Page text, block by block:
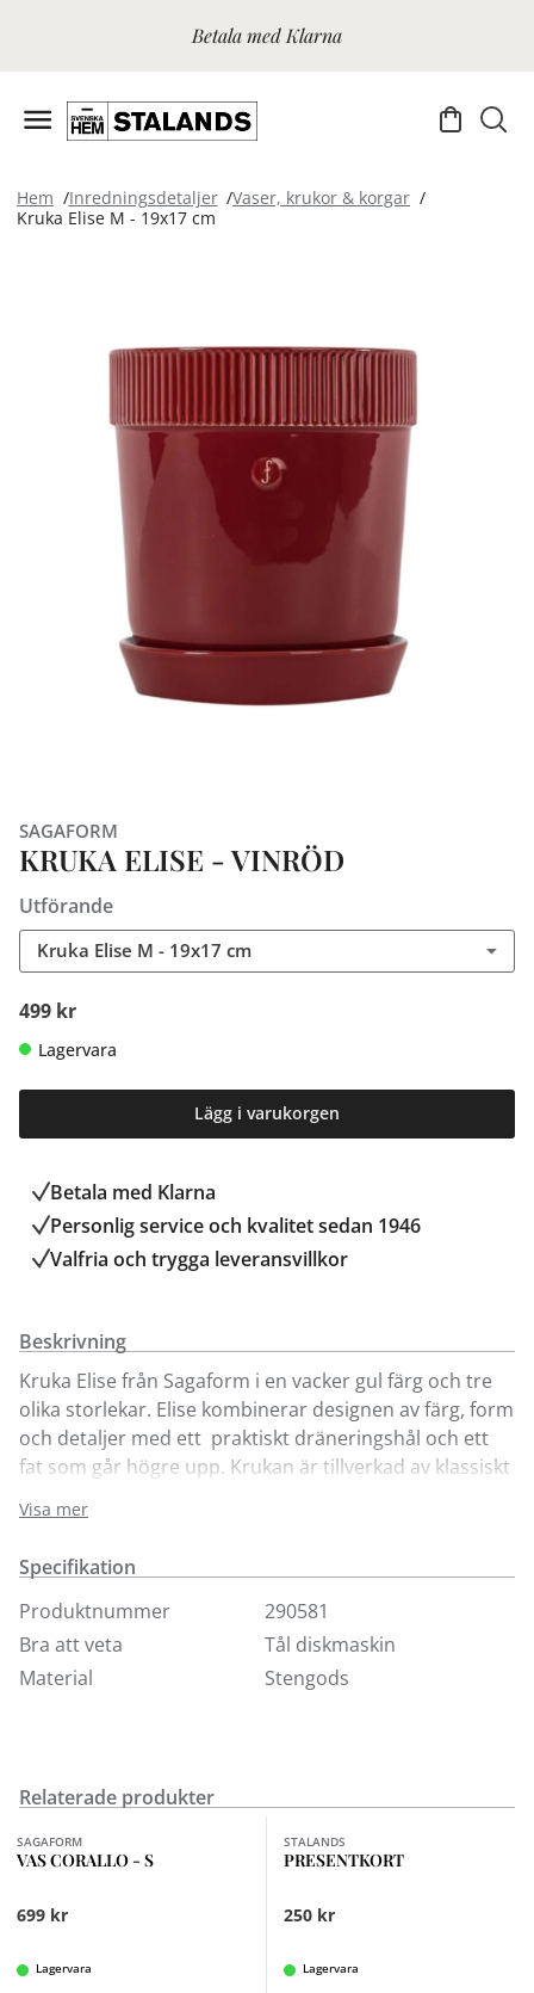
Betala med Klarna
Hem Inredningsdetaljer
Vaser, krukor & korgar
Kruka Elise M - 19x17 cm
SAGAFORM
KRUKA ELISE - VINRÖD
Utförande
Kruka Elise M - 19x17 cm
499 kr
Lagervara
Lägg i varukorgen
Betala med Klarna
Personlig service och kvalitet sedan 1946
Valfria och trygga leveransvillkor
Beskrivning
Kruka Elise från Sagaform i en vacker gul färg och tre
olika storlekar. Elise kombinerar designen av färg, form
och detaljer med ett praktiskt dräneringshål och ett
fat som går högre upp. Krukan är tillverkad av klassiskt
snitt och sin vackra färg blir Elise ett blickfång i
rummet. De minsta krukorna passar fint för odling av
örter. Finns även i gul färg.
Krukan går att köpa i vår butik i Kungens Kurva samt
online. Välkommen in!
Visa mer
Specifikation
Produktnummer
290581
Bra att veta
Tål diskmaskin
Material
Stengods
Relaterade produkter
SAGAFORM
VAS CORALLO - S
699 kr
Lagervara
STALANDS
PRESENTKORT
250 kr
Lagervara